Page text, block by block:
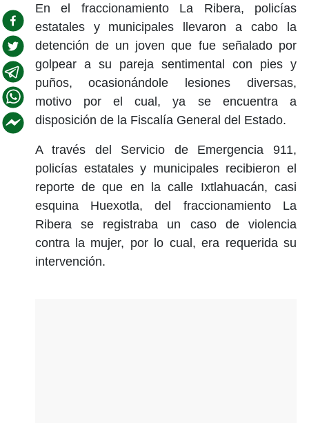
En el fraccionamiento La Ribera, policías
estatales y municipales llevaron a cabo la
detención de un joven que fue señalado por
golpear a su pareja sentimental con pies y
puños, ocasionándole lesiones diversas,
motivo por el cual, ya se encuentra a
disposición de la Fiscalía General del Estado.
A través del Servicio de Emergencia 911,
policías estatales y municipales recibieron el
reporte de que en la calle Ixtlahuacán, casi
esquina Huexotla, del fraccionamiento La
Ribera se registraba un caso de violencia
contra la mujer, por lo cual, era requerida su
intervención.